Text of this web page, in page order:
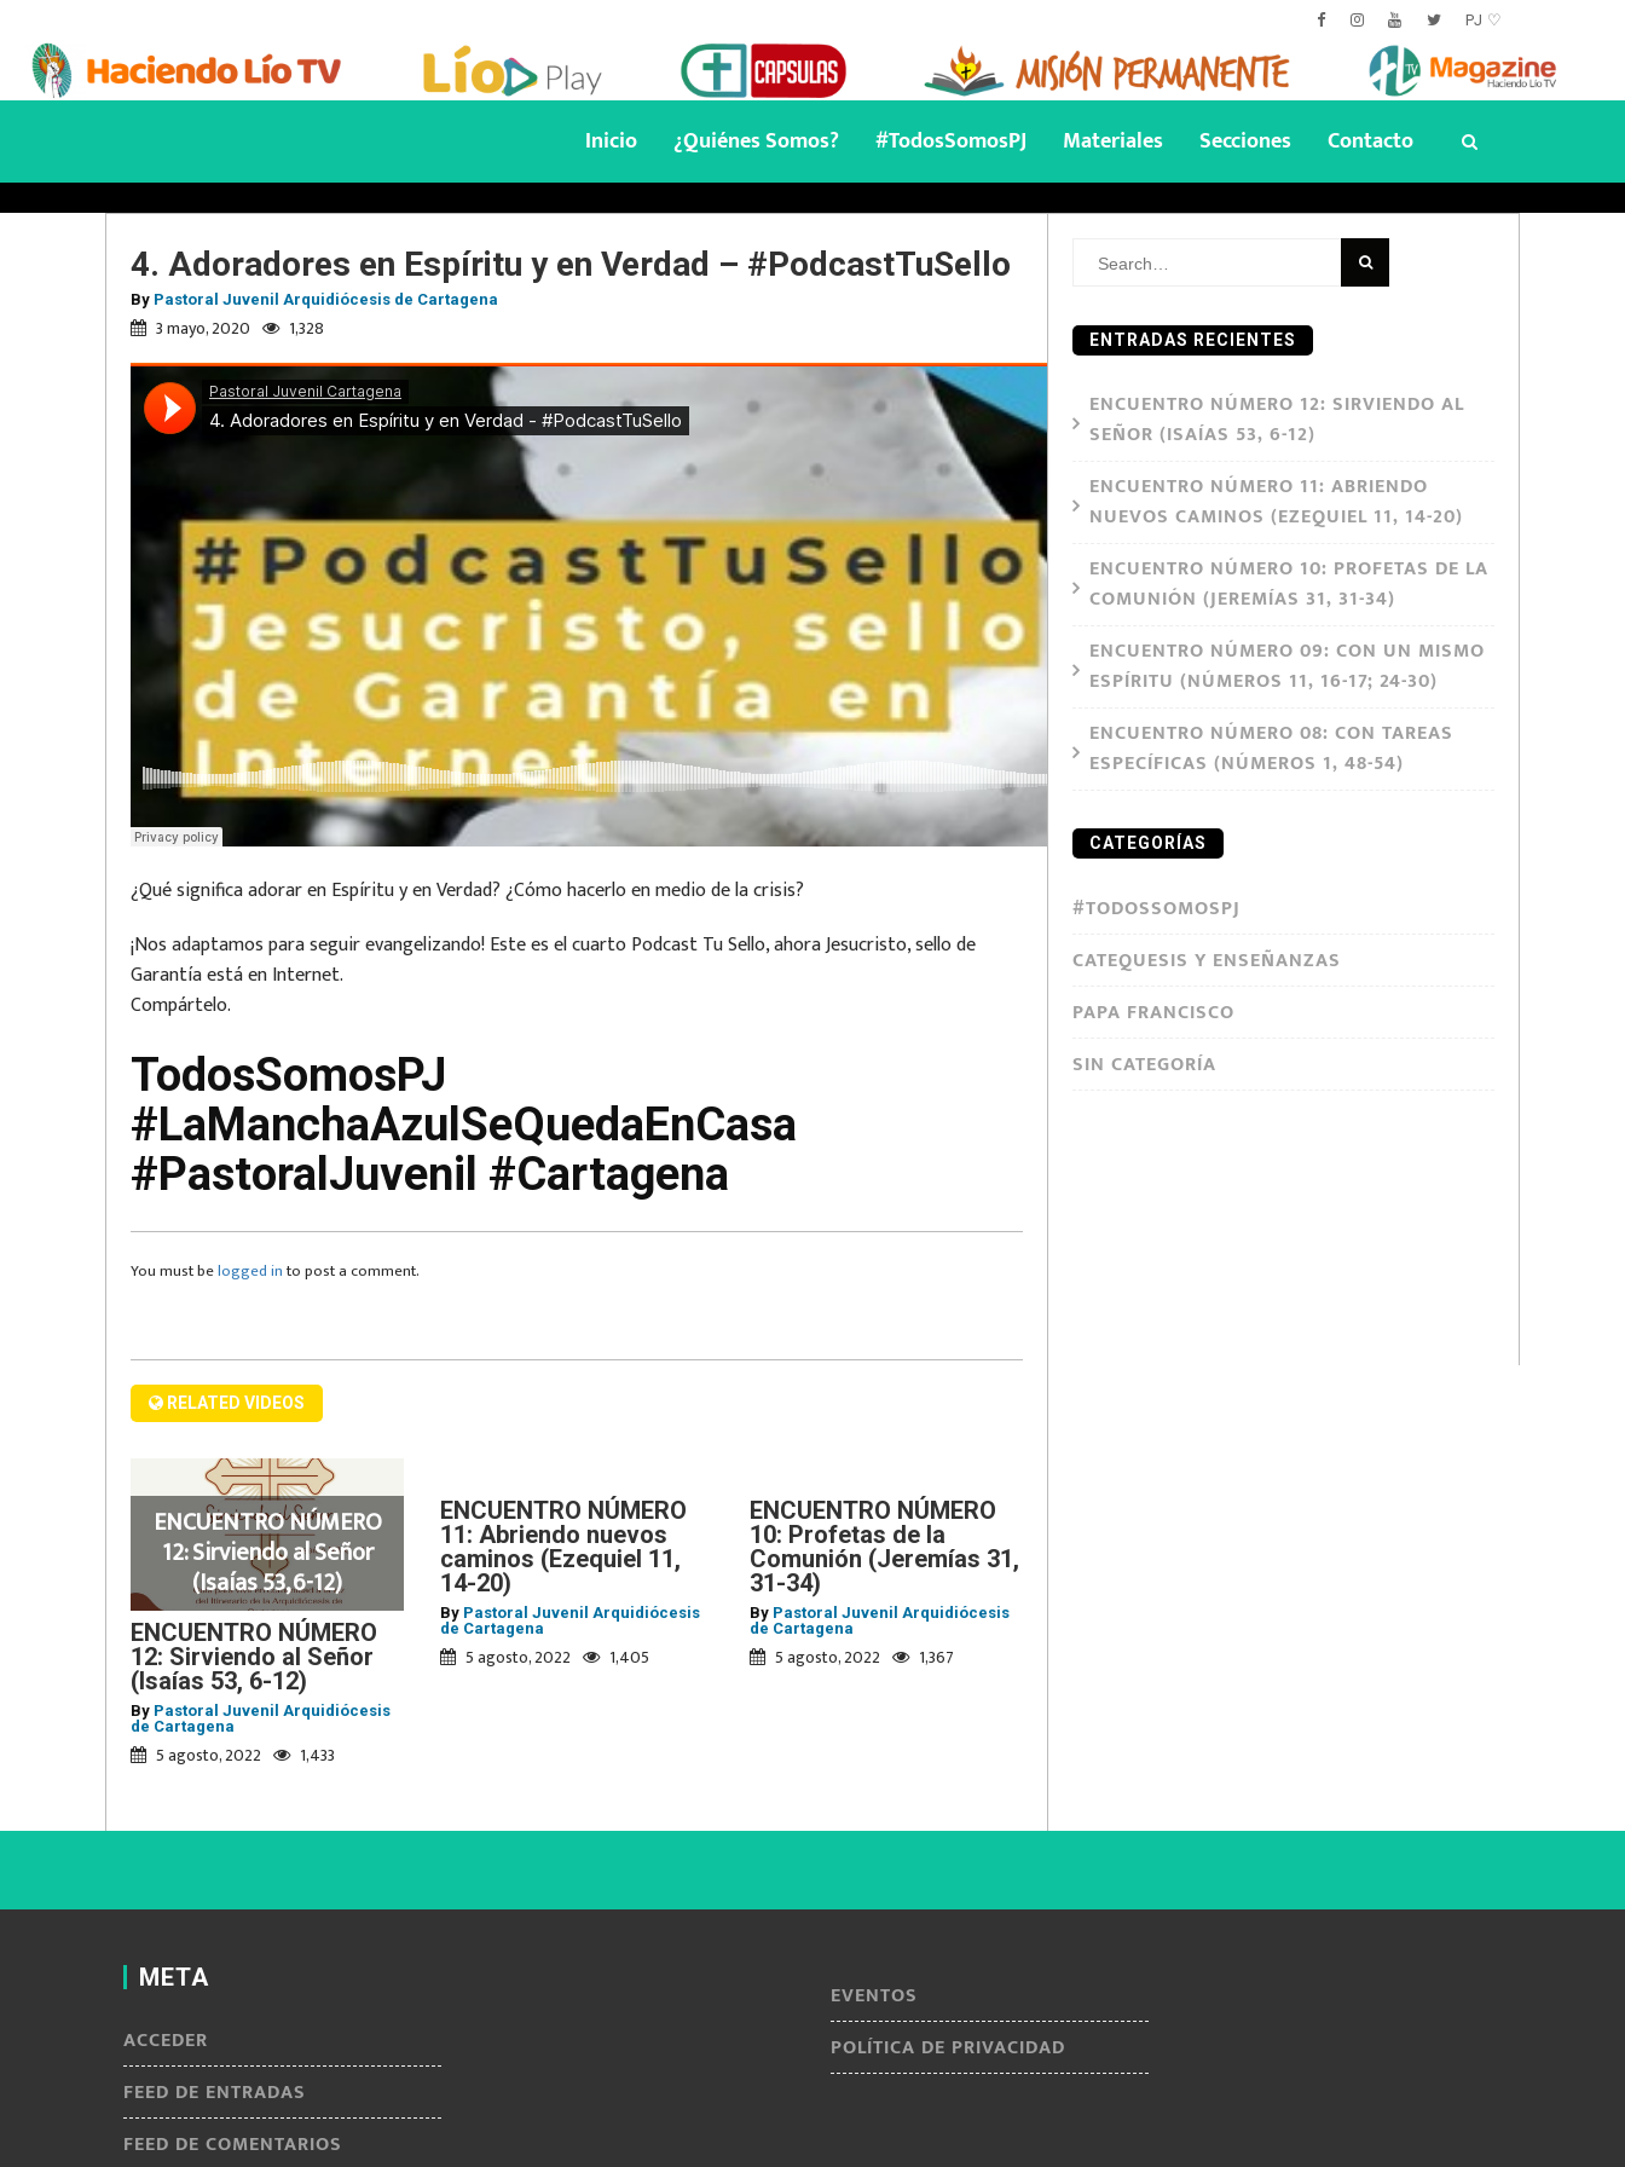
PJ ♡
Inicio ¿Quiénes Somos? #TodosSomosPJ Materiales Secciones Contacto
4. Adoradores en Espíritu y en Verdad – #PodcastTuSello
By Pastoral Juvenil Arquidiócesis de Cartagena
3 mayo, 2020 1,328
¿Qué significa adorar en Espíritu y en Verdad? ¿Cómo hacerlo en medio de la crisis?
¡Nos adaptamos para seguir evangelizando! Este es el cuarto Podcast Tu Sello, ahora Jesucristo, sello de
Garantía está en Internet.
Compártelo.
TodosSomosPJ
#LaManchaAzulSeQuedaEnCasa
#PastoralJuvenil #Cartagena
You must belogged into post a comment.
RELATED VIDEOS
ENCUENTRO NÚMERO
12: Sirviendo al Señor
(Isaías 53, 6-12)
ENCUENTRO NÚMERO
12: Sirviendo al Señor
(Isaías 53, 6-12)
By Pastoral Juvenil Arquidiócesis
de Cartagena
5 agosto, 2022 1,433
ENCUENTRO
NÚMERO
11,
ENCUENTRO NÚMERO
11: Abriendo nuevos
caminos (Ezequiel 11,
14-20)
By Pastoral Juvenil Arquidiócesis
de Cartagena
5 agosto, 2022 1,405
ENCUENTRO
31,
ENCUENTRO NÚMERO
10: Profetas de la
Comunión (Jeremías 31,
31-34)
By Pastoral Juvenil Arquidiócesis
de Cartagena
5 agosto, 2022 1,367
Search
ENTRADAS RECIENTES
ENCUENTRO NÚMERO 12: SIRVIENDO AL
SEÑOR (ISAÍAS 53, 6-12)
ENCUENTRO NÚMERO 11: ABRIENDO
NUEVOS CAMINOS (EZEQUIEL 11, 14-20)
ENCUENTRO NÚMERO 10: PROFETAS DE LA
COMUNIÓN (JEREMÍAS 31, 31-34)
ENCUENTRO NÚMERO 09: CON UN MISMO
ESPÍRITU (NÚMEROS 11, 16-17; 24-30)
ENCUENTRO NÚMERO 08: CON TAREAS
ESPECÍFICAS (NÚMEROS 1, 48-54)
CATEGORÍAS
#TODOSSOMOSPJ
CATEQUESIS Y ENSEÑANZAS
PAPA FRANCISCO
SIN CATEGORÍA
META
ACCEDER
FEED DE ENTRADAS
FEED DE COMENTARIOS
EVENTOS
POLÍTICA DE PRIVACIDAD